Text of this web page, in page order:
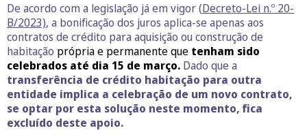
De acordo com a legislação já em vigor (Decreto-Lei n.º 20-
B/2023), a bonificação dos juros aplica-se apenas aos
contratos de crédito para aquisição ou construção de
habitação própria e permanente que tenham sido
celebrados até dia 15 de março. Dado que a
transferência de crédito habitação para outra
entidade implica a celebração de um novo contrato,
se optar por esta solução neste momento, fica
excluído deste apoio.